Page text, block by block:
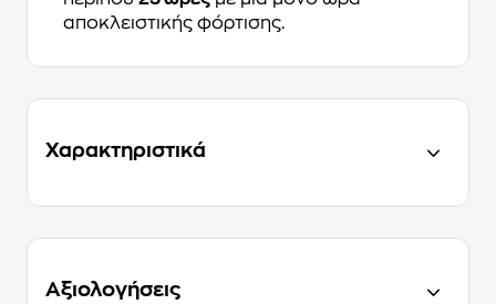
αποκλειστικής φόρτισης.
Χαρακτηριστικά
Αξιολογήσεις